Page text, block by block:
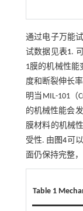
通过电子万能
试数据见表1.
1膜的机械性能
度和断裂伸长
明当MIL-101
的机械性能会
膜材料的机械
受性. 由 图4 可
面仍保持完整
Table 1